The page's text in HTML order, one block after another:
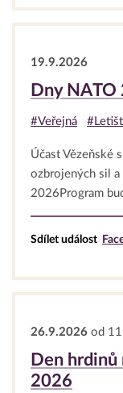
19.9.2026
Dny NATO
#Veřejná
Účast Vězeňské
ozbrojených sil
2026Program
Sdílet událost
26.9.2026 od
Den
2026